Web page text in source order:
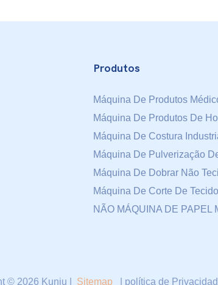
Produtos
Máquina De Produtos
Máquina De Produtos De
Máquina De Costura
Máquina De Pulverização
Máquina De Dobrar Não
Máquina De Corte De
NÃO MÁQUINA DE PAPEL
© 2026 Kunju | Sitemap política de